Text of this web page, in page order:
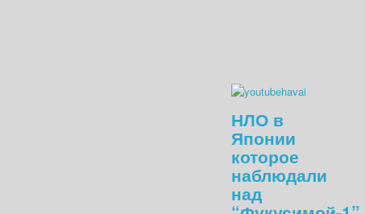
НЛО в
Японии
которое
наблюдали
над